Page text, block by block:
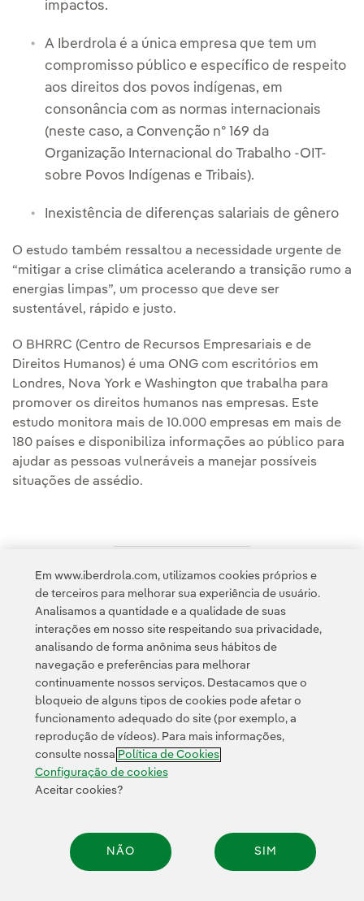
impactos.
A Iberdrola é a única empresa que tem um
compromisso público e específico de respeito
aos direitos dos povos indígenas, em
consonância com as normas internacionais
(neste caso, a Convenção nº 169 da
Organização Internacional do Trabalho -OIT-
sobre Povos Indígenas e Tribais).
Inexistência de diferenças salariais de gênero
O estudo também ressaltou a necessidade urgente de
“mitigar a crise climática acelerando a transição rumo a
energias limpas”, um processo que deve ser
sustentável, rápido e justo.
O BHRRC (Centro de Recursos Empresariais e de
Direitos Humanos) é uma ONG com escritórios em
Londres, Nova York e Washington que trabalha para
promover os direitos humanos nas empresas. Este
estudo monitora mais de 10.000 empresas em mais de
180 países e disponibiliza informações ao público para
ajudar as pessoas vulneráveis a manejar possíveis
situações de assédio.
Acesso a informação legal
Contato Clientes Política de Privacidade Informação legal
Transparência no uso da IA Política de cookies Configuração de cookies
Acessibilidade Canal de denúncias
© 2026 Iberdrola, S.A. Todos os direitos reservados.
Em www.iberdrola.com, utilizamos cookies próprios e
de terceiros para melhorar sua experiência de usuário.
Analisamos a quantidade e a qualidade de suas
interações em nosso site respeitando sua privacidade,
analisando de forma anônima seus hábitos de
navegação e preferências para melhorar
continuamente nossos serviços. Destacamos que o
bloqueio de alguns tipos de cookies pode afetar o
funcionamento adequado do site (por exemplo, a
reprodução de vídeos). Para mais informações,
consulte nossa Política de Cookies
Configuração de cookies
Aceitar cookies?
NÃO SIM